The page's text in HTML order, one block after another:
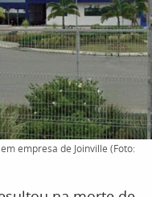
empresa de Joinville (Foto: